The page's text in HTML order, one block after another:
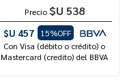
Precio $U 538
$U 457
15%OFF
Con Visa (débito o crédito) o
Mastercard (credito) del BBVA